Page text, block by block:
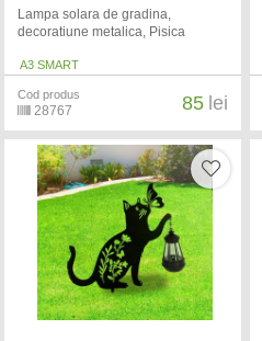
Lampa solara de gradina,
decoratiune metalica, Pisica
A3 SMART
Cod produs
28767 85 lei